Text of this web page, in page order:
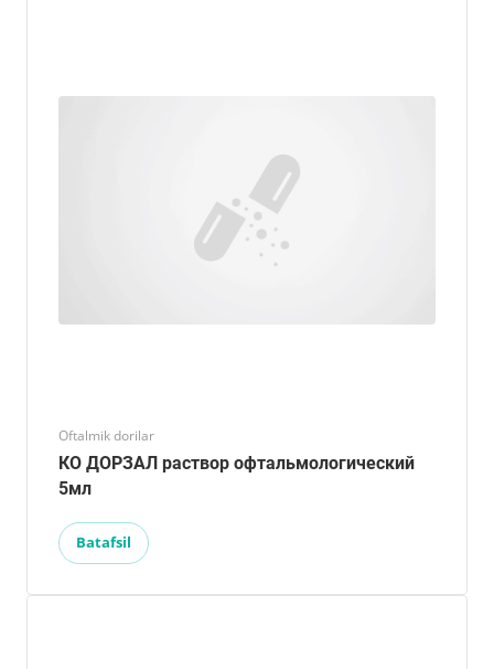
Oftalmik dorilar
КО ДОРЗАЛ раствор офтальмологический
5мл
Batafsil